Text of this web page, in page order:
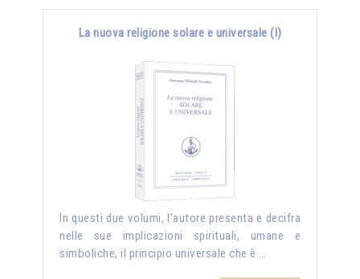
La nuova religione solare e universale (I)
In questi due volumi, l’autore presenta e decifra
nelle sue implicazioni spirituali, umane e
simboliche, il principio universale che è …